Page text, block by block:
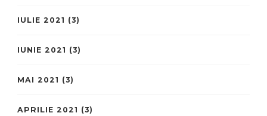
IULIE 2021 (3)
IUNIE 2021 (3)
MAI 2021 (3)
APRILIE 2021 (3)